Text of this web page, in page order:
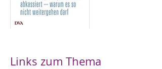
Links zum Thema